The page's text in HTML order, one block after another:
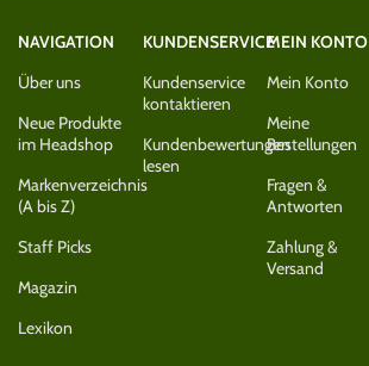
NAVIGATION
Über uns
Neue Produkte
im Headshop
Markenverzeichnis
(A bis Z)
Staff Picks
Magazin
Lexikon
KUNDENSERVICE
Kundenservice
kontaktieren
Kundenbewertungen
lesen
MEIN KONTO
Mein Konto
Meine
Bestellungen
Fragen &
Antworten
Zahlung &
Versand